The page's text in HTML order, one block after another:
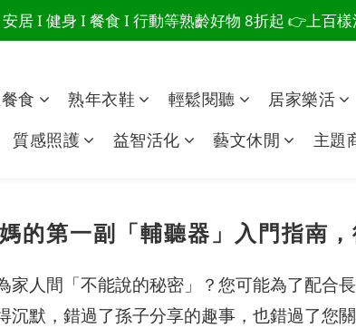
用買」的堅強 👉 3大生活貼心巧思，找回他的生
居 I 健身 I 餐食 I 行動等熟齡好物 8折起 👉上百
不用買」的堅強 👉 3大生活貼心巧思，找回他的生
食 熟年衣鞋 輕鬆閱聽 居家樂活
質感照護 益智活化 藝文休閒 主題
的第一副「輔聽器」入門指南，
人間「不能說的秘密」？您可能為了配合
默，錯過了孫子分享的趣事，也錯過了您關